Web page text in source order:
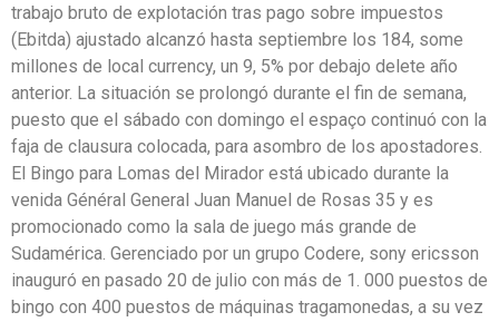
trabajo bruto de explotación tras pago sobre impuestos
(Ebitda) ajustado alcanzó hasta septiembre los 184, some
millones de local currency, un 9, 5% por debajo delete año
anterior. La situación se prolongó durante el fin de semana,
puesto que el sábado con domingo el espaço continuó con la
faja de clausura colocada, para asombro de los apostadores.
El Bingo para Lomas del Mirador está ubicado durante la
venida Général General Juan Manuel de Rosas 35 y es
promocionado como la sala de juego más grande de
Sudamérica. Gerenciado por un grupo Codere, sony ericsson
inauguró en pasado 20 de julio con más de 1. 000 puestos de
bingo con 400 puestos de máquinas tragamonedas, a su vez